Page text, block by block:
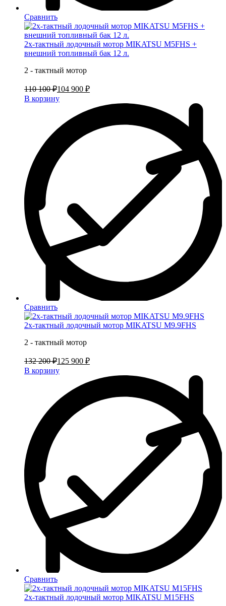
Сравнить
2х-тактный лодочный мотор MIKATSU M5FHS +
внешний топливный бак 12 л.
2 - тактный мотор
110 100 ₽104 900 ₽
В корзину
Сравнить
2х-тактный лодочный мотор MIKATSU M9.9FHS
2 - тактный мотор
132 200 ₽125 900 ₽
В корзину
Сравнить
2х-тактный лодочный мотор MIKATSU M15FHS